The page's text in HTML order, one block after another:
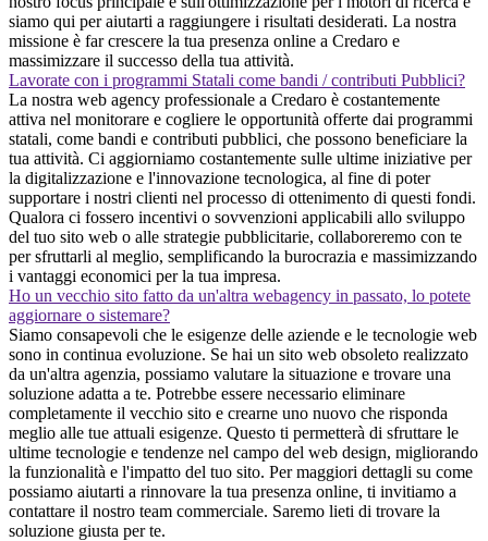
siamo qui per aiutarti a raggiungere i risultati desiderati. La nostra
missione è far crescere la tua presenza online a Credaro e
massimizzare il successo della tua attività.
Lavorate con i programmi Statali come bandi / contributi Pubblici?
La nostra web agency professionale a Credaro è costantemente
attiva nel monitorare e cogliere le opportunità offerte dai programmi
statali, come bandi e contributi pubblici, che possono beneficiare la
tua attività. Ci aggiorniamo costantemente sulle ultime iniziative per
la digitalizzazione e l'innovazione tecnologica, al fine di poter
supportare i nostri clienti nel processo di ottenimento di questi fondi.
Qualora ci fossero incentivi o sovvenzioni applicabili allo sviluppo
del tuo sito web o alle strategie pubblicitarie, collaboreremo con te
per sfruttarli al meglio, semplificando la burocrazia e massimizzando
i vantaggi economici per la tua impresa.
Ho un vecchio sito fatto da un'altra webagency in passato, lo potete
aggiornare o sistemare?
Siamo consapevoli che le esigenze delle aziende e le tecnologie web
sono in continua evoluzione. Se hai un sito web obsoleto realizzato
da un'altra agenzia, possiamo valutare la situazione e trovare una
soluzione adatta a te. Potrebbe essere necessario eliminare
completamente il vecchio sito e crearne uno nuovo che risponda
meglio alle tue attuali esigenze. Questo ti permetterà di sfruttare le
ultime tecnologie e tendenze nel campo del web design, migliorando
la funzionalità e l'impatto del tuo sito. Per maggiori dettagli su come
possiamo aiutarti a rinnovare la tua presenza online, ti invitiamo a
contattare il nostro team commerciale. Saremo lieti di trovare la
soluzione giusta per te.